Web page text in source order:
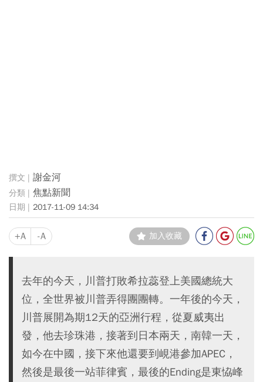
謝金河
焦點新聞
2017-11-09 14:34
+A -A 加入收藏
去年的今天，川普打敗希拉蕊登上美國總統大
位，全世界被川普弄得團團轉。一年後的今天，
川普展開為期12天的亞洲行程，從夏威夷出
發，他去珍珠港，接著到日本兩天，南韓一天，
如今在中國，接下來他還要到峴港參加APEC，
然後是最後一站菲律賓，最後的Ending是東恊峰